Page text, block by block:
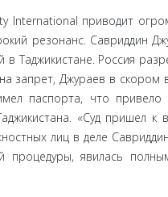
International приводит
резонанс. Савриддин
в Таджикистане. Россия
запрет, Джураев в скором
паспорта, что
«Суд пришел
лиц в деле
процедуры, явилась